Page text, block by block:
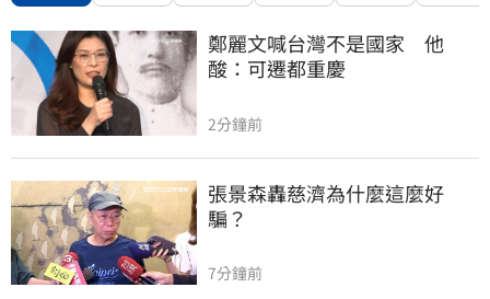
鄭麗文喊台灣不是國家　他
酸：可遷都重慶
2分鐘前
張景森轟慈濟為什麼這麼好
騙？
7分鐘前